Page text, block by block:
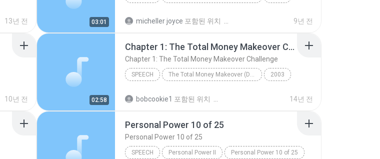
13년 전 03:01
swish swish mp3 download katy perry Speech
swish swish mp3 song TextAloud: IVONA Kimberly22
micheller joyce 포함된 위치 9년 전
10년 전 02:58
Chapter 1: The Total Money Makeover Challenge
Chapter 1: The Total Money Makeover Challenge
SPEECH The Total Money Makeover (Disc 1 of 3) 2003
bobcookie1 포함된 위치 14년 전
Personal Power 10 of 25
Personal Power 10 of 25
SPEECH Personal Power II Personal Power 10 of 25